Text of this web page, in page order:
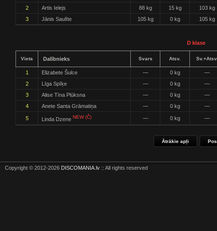
2 Artis Ielejs 88 kg 15 kg
103 kg
3
Jānis Saulīte 105 kg 0 kg 105 kg
D klase
Vieta Dalībnieks Svars Atsv.
1 Elizabete Šulce — 0 kg
—
2
Līga Spīķe — 0 kg
—
3
Alise Tīna Plūksna — 0 kg
—
4
Anete Santa Grāmatiņa — 0 kg —
5 Linda Dzene NEW (Č) — 0 kg —
Ātrākie apļi
Copyright © 2012-2026 DISCOMANIA.lv :: All rights reserved